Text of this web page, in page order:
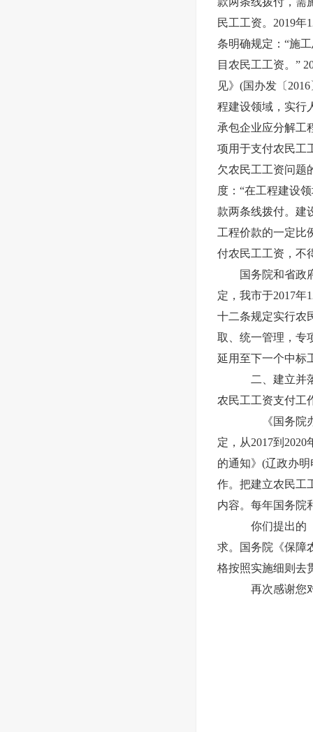
民工工资。2019
条明确规定：“施
目农民工工资。”
见》(国办发〔
程建设领域，实行
承包企业应分解工
项用于支付农民工
欠农民工工资问题
度：“在工程建设
款两条线拨付。建
工程价款的一定比
付农民工工资，不
国务院和省政
定，我市于2017年
十二条规定实行农
取、统一管理，专
延用至下一个中标
二、 建立并
农民工工资支付工
《国务院办
定，从2017到
的通知》(辽政办
作。把建立农民工
内容。每年国务院
你们提出的
求。国务院《保障
格按照实施细则去
再次感谢您